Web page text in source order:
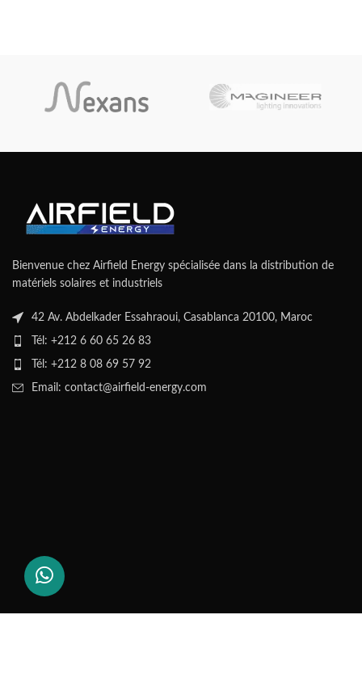
Bienvenue chez Airfield Energy spécialisée dans la distribution de
matériels solaires et industriels
42 Av. Abdelkader Essahraoui, Casablanca 20100, Maroc
Tél: +212 6 60 65 26 83
Tél: +212 8 08 69 57 92
Email: contact@airfield-energy.com